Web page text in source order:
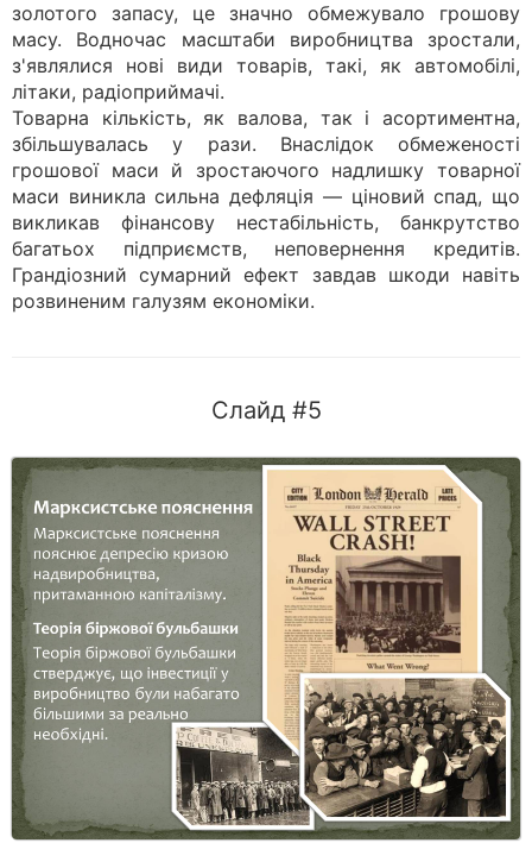
золотого запасу, це значно обмежувало грошову
масу. Водночас масштаби виробництва зростали,
з'являлися нові види товарів, такі, як автомобілі,
літаки, радіоприймачі.
Товарна кількість, як валова, так і асортиментна,
збільшувалась у рази. Внаслідок обмеженості
грошової маси й зростаючого надлишку товарної
маси виникла сильна дефляція — ціновий спад, що
викликав фінансову нестабільність, банкрутство
багатьох підприємств, неповернення кредитів.
Грандіозний сумарний ефект завдав шкоди навіть
розвиненим галузям економіки.
Слайд #5